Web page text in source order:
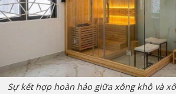
Sự kết hợp hoàn hảo giữa xông khô và